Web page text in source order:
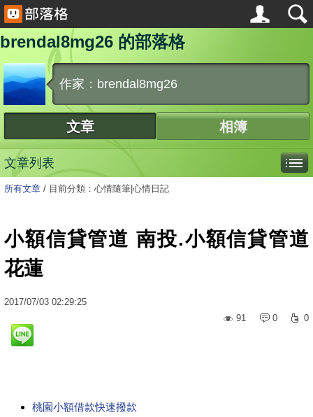
brendal8mg26 的部落格
作家：brendal8mg26
文章 相簿
文章列表
所有文章 / 目前分類：心情隨筆|心情日記
小額信貸管道 南投.小額信貸管道
花蓮
2017/07/03 02:29:25
91
0 0
桃園小額借款快速撥款